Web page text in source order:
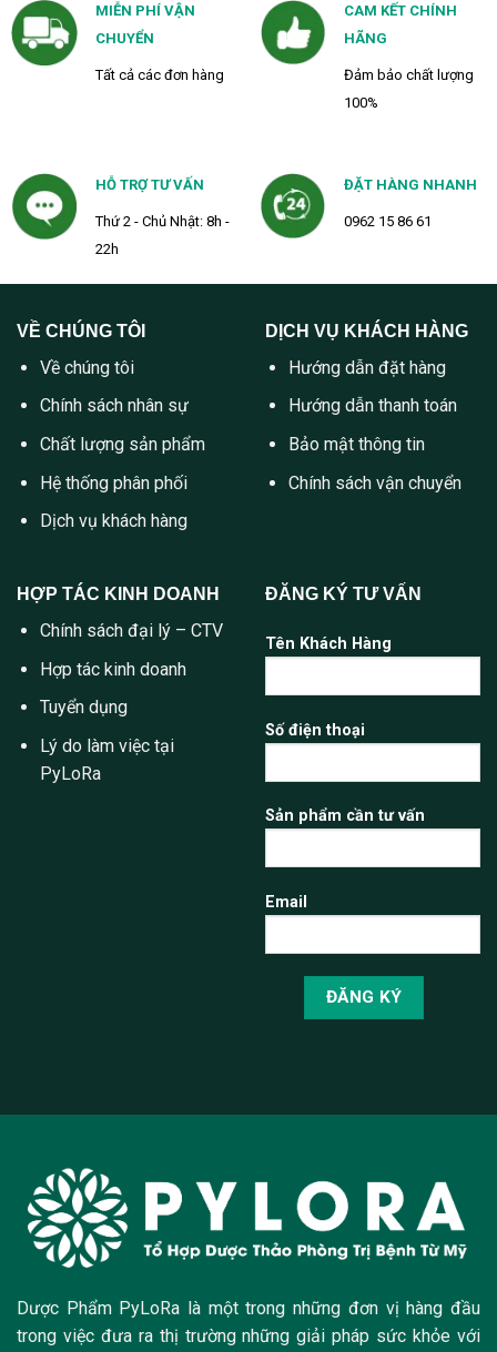
MIỄN PHÍ VẬN
CHUYỂN
Tất cả các đơn hàng
CAM KẾT CHÍNH
HÃNG
Đảm bảo chất lượng
100%
HỖ TRỢ TƯ VẤN
Thứ 2 - Chủ Nhật: 8h -
22h
ĐẶT HÀNG NHANH
0962 15 86 61
VỀ CHÚNG TÔI
Về chúng tôi
Chính sách nhân sự
Chất lượng sản phẩm
Hệ thống phân phối
Dịch vụ khách hàng
DỊCH VỤ KHÁCH HÀNG
Hướng dẫn đặt hàng
Hướng dẫn thanh toán
Bảo mật thông tin
Chính sách vận chuyển
HỢP TÁC KINH DOANH
Chính sách đại lý – CTV
Hợp tác kinh doanh
Tuyển dụng
Lý do làm việc tại
PyLoRa
ĐĂNG KÝ TƯ VẤN
Tên Khách Hàng
Số điện thoại
Sản phẩm cần tư vấn
Email
Dược Phẩm PyLoRa là một trong những đơn vị hàng đầu
trong việc đưa ra thị trường những giải pháp sức khỏe với